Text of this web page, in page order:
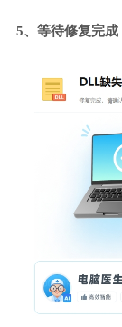
5、等待修复完成